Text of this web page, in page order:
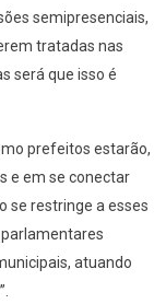
semipresenciais,
tratadas nas
será que isso é
prefeitos estarão,
e em se conectar
se restringe a esses
atuando